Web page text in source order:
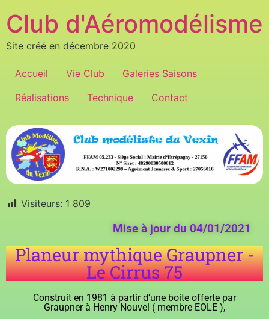
Club d'Aéromodélisme
Site créé en décembre 2020
Accueil Vie Club
Galeries Saisons
Réalisations
Technique Contact
Visiteurs: 1 809
Mise à jour du 04/01/2021
Planeur mythique Graupner -
Le Cirrus 75
Construit en 1981 à partir d’une boite offerte par
Graupner à Henry Nouvel ( membre EOLE ),